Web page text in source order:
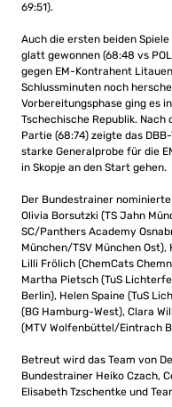
69:51).
Auch die ersten beiden
glatt gewonnen (68:48 vs
gegen EM-Kontrahent
Schlussminuten noch
Vorbereitungsphase ging es
Tschechische Republik.
Partie (68:74) zeigte das
starke Generalprobe für die
in Skopje an den Start gehen.
Der Bundestrainer
Olivia Borsutzki (TS Jahn
SC/Panthers Academy
München/TSV München
Lilli Frölich (ChemCats
Martha Pietsch (TuS
Berlin), Helen Spaine (TuS
(BG Hamburg-West), Clara
(MTV Wolfenbüttel/Eintrach
Betreut wird das Team von
Bundestrainer Heiko Czach,
Elisabeth Tzschentke und